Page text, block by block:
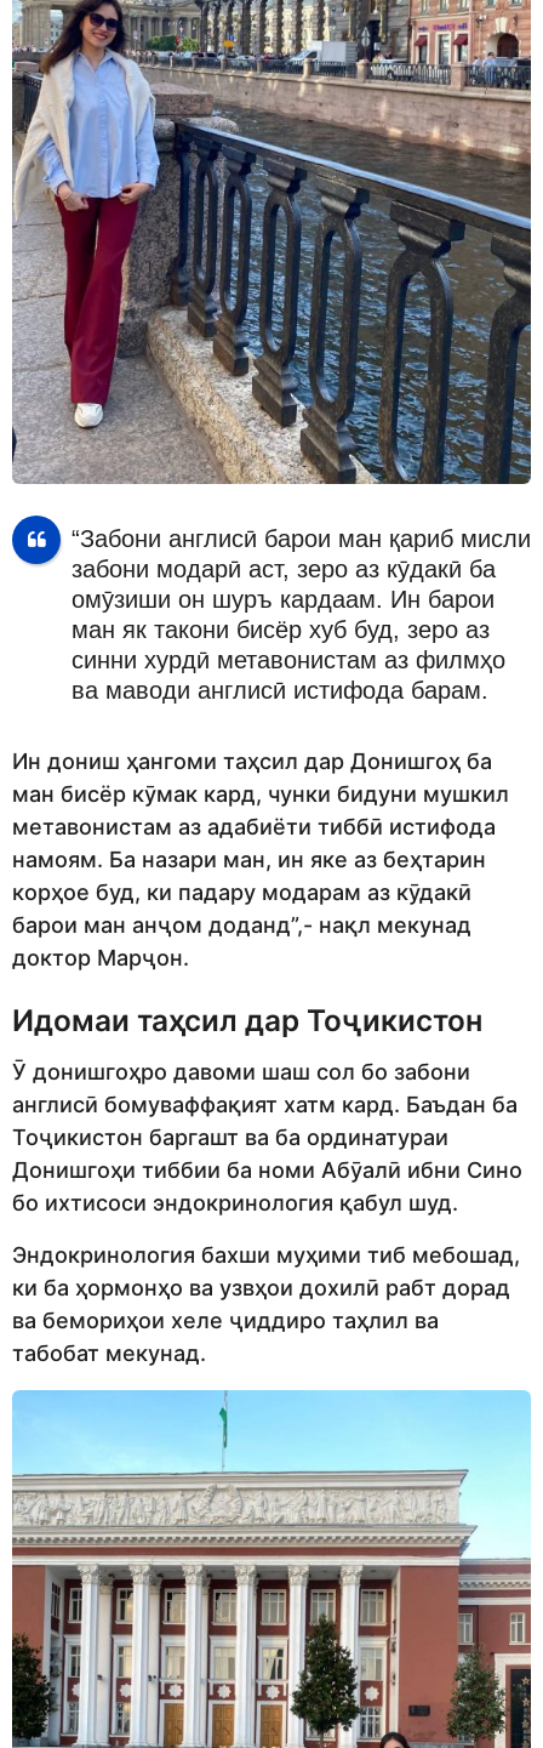
“Забони англисӣ барои ман қариб мисли
забони модарӣ аст, зеро аз кӯдакӣ ба
омӯзиши он шуръ кардаам. Ин барои
ман як такони бисёр хуб буд, зеро аз
синни хурдӣ метавонистам аз филмҳо
ва маводи англисӣ истифода барам.
Ин дониш ҳангоми таҳсил дар Донишгоҳ ба
ман бисёр кӯмак кард, чунки бидуни мушкил
метавонистам аз адабиёти тиббӣ истифода
намоям. Ба назари ман, ин яке аз беҳтарин
корҳое буд, ки падару модарам аз кӯдакӣ
барои ман анҷом доданд”,- нақл мекунад
доктор Марҷон.
Идомаи таҳсил дар Тоҷикистон
Ӯ донишгоҳро давоми шаш сол бо забони
англисӣ бомуваффақият хатм кард. Баъдан ба
Тоҷикистон баргашт ва ба ординатураи
Донишгоҳи тиббии ба номи Абӯалӣ ибни Сино
бо ихтисоси эндокринология қабул шуд.
Эндокринология бахши муҳими тиб мебошад,
ки ба ҳормонҳо ва узвҳои дохилӣ рабт дорад
ва бемориҳои хеле ҷиддиро таҳлил ва
табобат мекунад.